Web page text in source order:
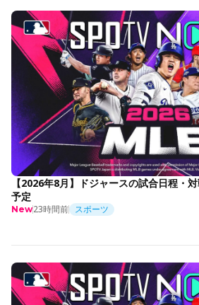
【2026年8月】ドジャースの試合日程・
予定
New23時間前 スポーツ